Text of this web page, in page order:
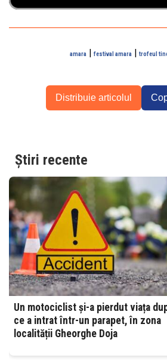
amara | festival amara | trofeul
Distribuie articolul
Știri recente
Un motociclist și-a pierdut viața
ce a intrat într-un parapet, în zona
localității Gheorghe Doja